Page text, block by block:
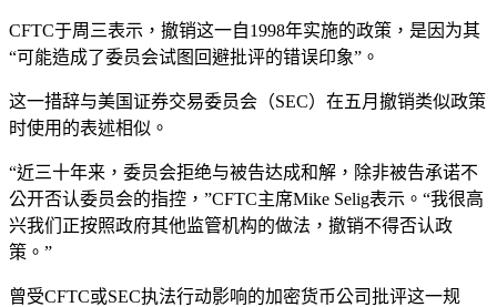
CFTC于周三表示，撤销这一自1998年实施的政策，是因为其
“可能造成了委员会试图回避批评的错误印象”。
这一措辞与美国证券交易委员会（SEC）在五月撤销类似政策
时使用的表述相似。
“近三十年来，委员会拒绝与被告达成和解，除非被告承诺不
公开否认委员会的指控，”CFTC主席Mike Selig表示。“我很高
兴我们正按照政府其他监管机构的做法，撤销不得否认政
策。”
曾受CFTC或SEC执法行动影响的加密货币公司批评这一规